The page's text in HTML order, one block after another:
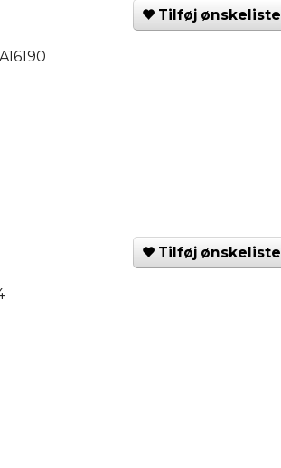
Tilføj ønskeliste
Tilføj ønskeliste